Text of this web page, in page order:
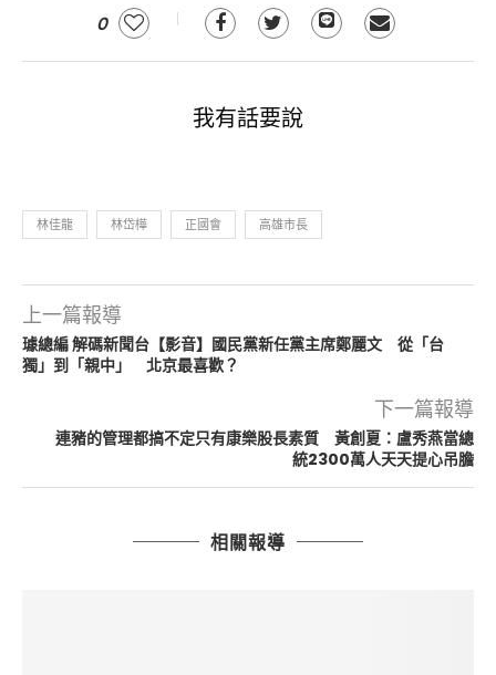
0
我有話要說
林佳龍 林岱樺 正國會 高雄市長
上一篇報導
璩總編 解碼新聞台【影音】國民黨新任黨主席鄭麗文 從「台
獨」到「親中」 北京最喜歡？
下一篇報導
連豬的管理都搞不定只有康樂股長素質 黃創夏：盧秀燕當總
統2300萬人天天提心吊膽
相關報導